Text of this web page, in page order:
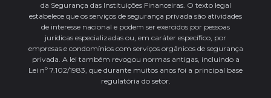
da Segurança das Instituições Financeiras. O texto legal
estabelece que os serviços de segurança privada são atividades
de interesse nacional e podem ser exercidos por pessoas
jurídicas especializadas ou, em caráter específico, por
empresas e condomínios com serviços orgânicos de segurança
privada. A lei também revogou normas antigas, incluindo a
Lei nº 7.102/1983, que durante muitos anos foi a principal base
regulatória do setor.